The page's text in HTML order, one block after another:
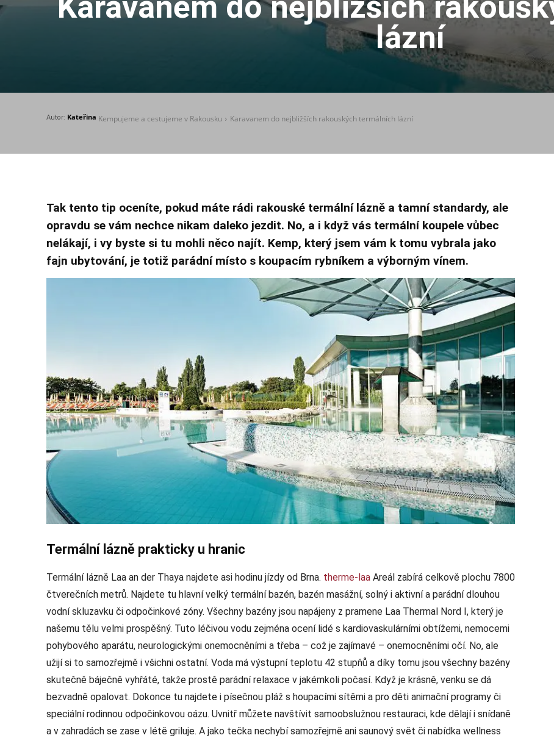
lázní
Autor: Kateřina Kempujeme a cestujeme v Rakousku Karavanem do nejbližších rakouských termálních lázní
Tak tento tip oceníte, pokud máte rádi rakouské termální lázně a tamní standardy, ale
opravdu se vám nechce nikam daleko jezdit. No, a i když vás termální koupele vůbec
nelákají, i vy byste si tu mohli něco najít. Kemp, který jsem vám k tomu vybrala jako
fajn ubytování, je totiž parádní místo s koupacím rybníkem a výborným vínem.
Termální lázně prakticky u hranic
Termální lázně Laa an der Thaya najdete asi hodinu jízdy od Brna. therme-laa Areál zabírá celkově plochu 7800
čtverečních metrů. Najdete tu hlavní velký termální bazén, bazén masážní, solný i aktivní a parádní dlouhou
vodní skluzavku či odpočinkové zóny. Všechny bazény jsou napájeny z pramene Laa Thermal Nord I, který je
našemu tělu velmi prospěšný. Tuto léčivou vodu zejména ocení lidé s kardiovaskulárními obtížemi, nemocemi
pohybového aparátu, neurologickými onemocněními a třeba – což je zajímavé – onemocněními očí. No, ale
užijí si to samozřejmě i všichni ostatní. Voda má výstupní teplotu 42 stupňů a díky tomu jsou všechny bazény
skutečně báječně vyhřáté, takže prostě parádní relaxace v jakémkoli počasí. Když je krásně, venku se dá
bezvadně opalovat. Dokonce tu najdete i písečnou pláž s houpacími sítěmi a pro děti animační programy či
speciální rodinnou odpočinkovou oázu. Uvnitř můžete navštívit samoobslužnou restauraci, kde dělají i snídaně
a v zahradách se zase v létě griluje. A jako tečka nechybí samozřejmě ani saunový svět či nabídka wellness